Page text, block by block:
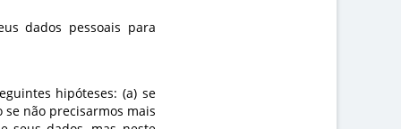
dados pessoais para
hipóteses: (a) se
não precisarmos mais